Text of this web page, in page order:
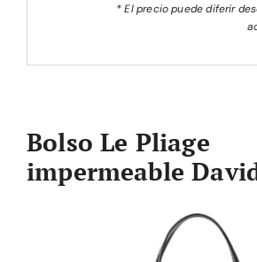
* El precio puede diferir
Bolso Le Pliage
impermeable